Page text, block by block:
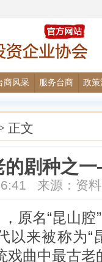
商风采 服务台商 政策
正文
的剧种之
来源：资
原名“昆山腔
以来被称为“
戏曲中最古